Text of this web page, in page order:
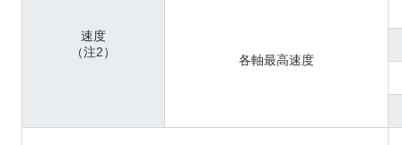
速度
（注2）
各軸最高速度